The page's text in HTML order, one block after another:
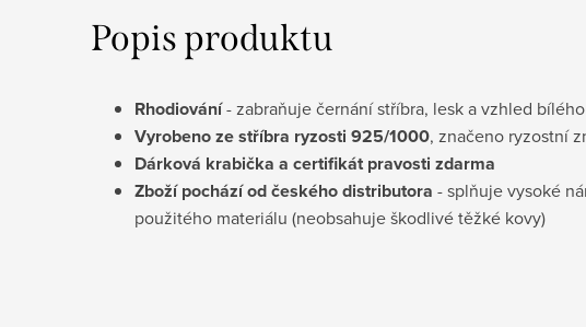
Popis produktu
Rhodiování- zabraňuje černání stříbra, lesk a vzhled
Vyrobeno ze stříbra ryzosti 925/1000, značeno ryzostní
Dárková krabička a certifikát pravosti zdarma
Zboží pochází od českého distributora - splňuje vysoké
použitého materiálu (neobsahuje škodlivé těžké kovy)